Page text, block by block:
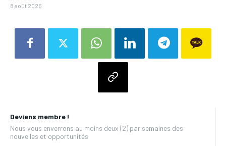
Deviens membre !
Nous vous enverrons au moins deux (2) par semaines des
nouvelles et opportunités
8 août 2026